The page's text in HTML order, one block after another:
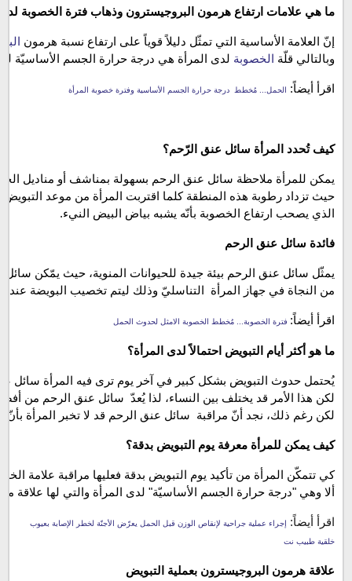
ما هي علامات ارتفاع هرمون البروجيسترون وذهاب فترة الخصوبة لدى
إنّ العلامة الأساسية التي تمثّل دليلاً قوياً على ارتفاع نسبة هرمون
وبالتالي قلّة
الخصوبة لدى المرأة هي درجة حرارة الجسم الأساسيّة
اقرأ أيضاً: الحمل... مُخطط  درجة حرارة الجسم الأساسية وفترة خصوبة المرأة
كيف تُحدد المرأة سائل عنق الرّحم؟
يمكن للمرأة ملاحظة سائل عنق الرحم بسهولة بمناشف أو مناديل
حيث تزداد رطوبة هذه المنطقة كلما اقتربت المرأة من موعد
الذي يصحب ارتفاع الخصوبة بأنّه يشبه بياض البيض النيء.
فائدة سائل عنق الرحم
يمثّل سائل عنق الرحم بيئة جيدة للحيوانات المنوية، حيث يمّكن سائل
من النجاة في جهاز المرأة  التناسليّ وذلك ليتم تخصيب البويضة عند
اقرأ أيضاً: فترة الخصوبة... مُخطط الخصوبة الامثل لحدوث الحمل
ما هو أكثر أيام التبويض احتمالاً لدى المرأة؟
يُحتمل حدوث التبويض بشكل كبير في آخر يوم ترى فيه المرأة سائل
لكن هذا الأمر قد يختلف بين النساء، لذا يُعدّ  سائل عنق الرحم من
لكن رغم ذلك، نجد أنّ مراقبة  سائل عنق الرحم قد لا تخبر المرأة بأنّ
كيف يمكن للمرأة معرفة يوم التبويض بدقة؟
كي تتمكّن المرأة من تأكيد يوم التبويض بدقة فعليها مراقبة علامة
ألا وهي "درجة حرارة الجسم الأساسيّة" لدى المرأة والتي لها علاقة
اقرأ أيضاً:
خلقية طبيب نت
علاقة هرمون البروجيسترون بعملية التبويض